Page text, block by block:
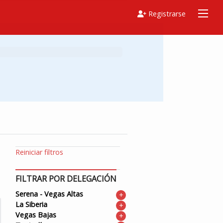
Registrarse
Reiniciar filtros
FILTRAR POR DELEGACIÓN